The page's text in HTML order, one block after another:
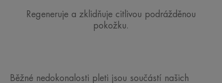
Regeneruje a zklidňuje citlivou podrážděnou
pokožku.
Běžné nedokonalosti pleti jsou součástí našich